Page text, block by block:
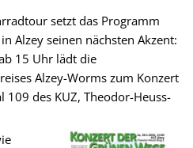
setzt das Programm
Alzey seinen nächsten Akzent:
15 Uhr lädt die
Alzey-Worms zum Konzert
109 des KUZ, Theodor-Heuss-